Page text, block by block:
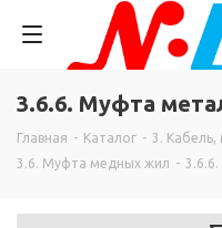
3.6.6. Муфта
Главная - Каталог - 3.
3.6. Муфта медных жил -